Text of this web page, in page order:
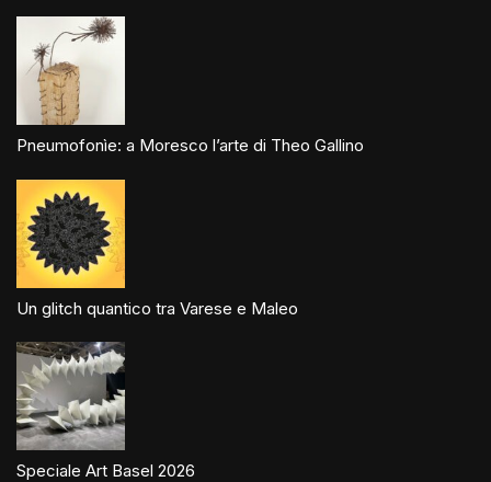
Pneumofonìe: a Moresco l’arte di Theo Gallino
Un glitch quantico tra Varese e Maleo
Speciale Art Basel 2026